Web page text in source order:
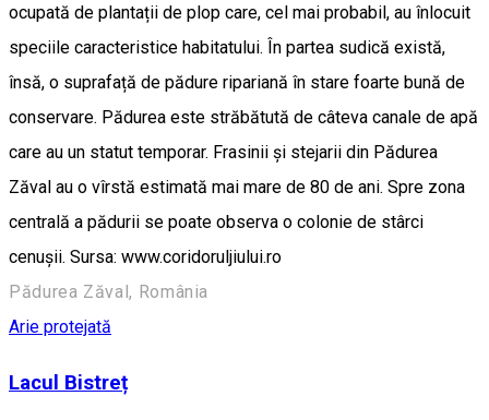
ocupată de plantații de plop care, cel mai probabil, au înlocuit
speciile caracteristice habitatului. În partea sudică există,
însă, o suprafață de pădure ripariană în stare foarte bună de
conservare. Pădurea este străbătută de câteva canale de apă
care au un statut temporar. Frasinii și stejarii din Pădurea
Zăval au o vîrstă estimată mai mare de 80 de ani. Spre zona
centrală a pădurii se poate observa o colonie de stârci
cenușii. Sursa: www.coridoruljiului.ro
Pădurea Zăval, România
Arie protejată
Lacul Bistreț